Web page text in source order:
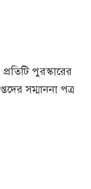
পুরস্কারের
সম্মাননা পত্র